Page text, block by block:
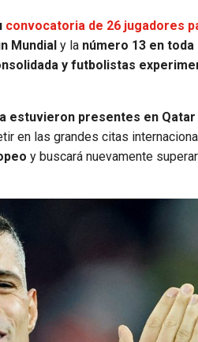
convocatoria de 26 jugadores
Mundial y la número 13 en
y futbolistas
estuvieron presentes en Qatar
en las grandes citas
y buscará nuevamente